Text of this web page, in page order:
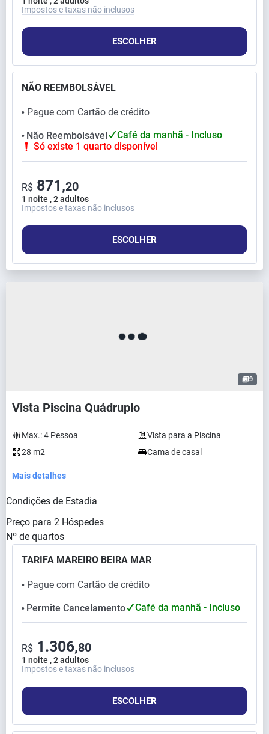
Impostos e taxas não inclusos
ESCOLHER
NÃO REEMBOLSÁVEL
⬤ Pague com Cartão de crédito
⬤ Não Reembolsável
Café da manhã - Incluso
Só existe 1 quarto disponível
1 noite , 2 adultos
R$ 871,20
Impostos e taxas não inclusos
ESCOLHER
9
Vista Piscina Quádruplo
Max.:4 Pessoa
Vista para a Piscina
28 m2
Cama de casal
Mais detalhes
Condições de Estadia
Preço para 2 Hóspedes
Nº de quartos
TARIFA MAREIRO BEIRA MAR
⬤ Pague com Cartão de crédito
⬤ Permite Cancelamento Café da manhã - Incluso
1 noite , 2 adultos
R$ 1.306,80
Impostos e taxas não inclusos
ESCOLHER